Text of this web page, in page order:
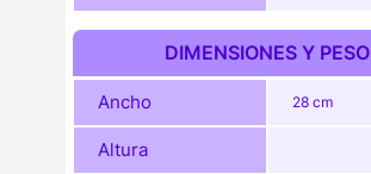
DIMENSIONES Y PESO
Ancho 28 cm
Altura